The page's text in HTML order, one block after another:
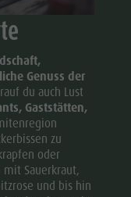
Genuss der
du auch Lust
Gaststätten,
zu
oder
Sauerkraut,
und bis hin